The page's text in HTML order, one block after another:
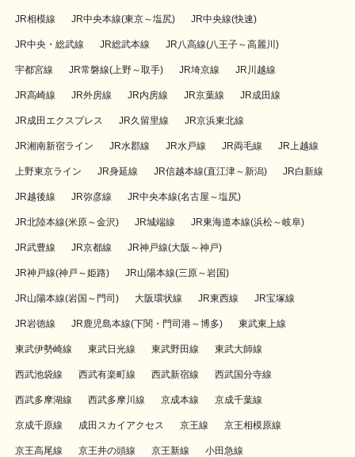
JR相模線 JR中央本線(東京～塩尻) JR中央線(快速)
JR中央・総武線 JR総武本線 JR八高線(八王子～高麗川)
宇都宮線 JR常磐線(上野～取手) JR埼京線 JR川越線
JR高崎線 JR外房線 JR内房線 JR京葉線 JR成田線
JR成田エクスプレス JR久留里線 JR京浜東北線
JR湘南新宿ライン JR水郡線 JR水戸線 JR両毛線 JR上越線
上野東京ライン JR身延線 JR信越本線(直江津～新潟) JR白新線
JR越後線 JR弥彦線 JR中央本線(名古屋～塩尻)
JR北陸本線(米原～金沢) JR城端線 JR東海道本線(浜松～岐阜)
JR武豊線 JR京都線 JR神戸線(大阪～神戸)
JR神戸線(神戸～姫路) JR山陽本線(三原～岩国)
JR山陽本線(岩国～門司) 大阪環状線 JR東西線 JR宝塚線
JR岩徳線 JR鹿児島本線(下関・門司港～博多) 東武東上線
東武伊勢崎線 東武日光線 東武野田線 東武大師線
西武池袋線 西武有楽町線 西武新宿線 西武国分寺線
西武多摩湖線 西武多摩川線 京成本線 京成千葉線
京成千原線 成田スカイアクセス 京王線 京王相模原線
京王高尾線 京王井の頭線 京王新線 小田急線